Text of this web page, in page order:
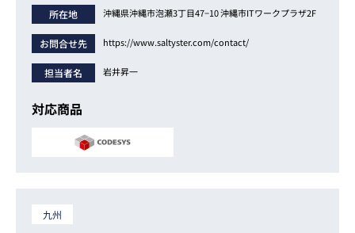
所在地 沖縄県沖縄市泡瀬3丁目47−10 沖縄市ITワークプラザ2F
お問合せ先 https://www.saltyster.com/contact/
担当者名 岩井昇一
対応商品
九州